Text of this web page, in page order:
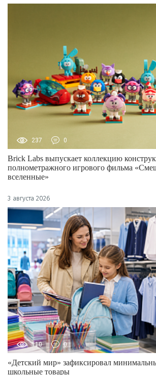
237 0
Brick Labs выпускает коллекцию
полнометражного игрового фильма
вселенные»
3 августа 2026
110 0
«Детский мир» зафиксировал
школьные товары